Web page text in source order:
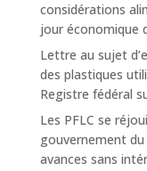
considérations
jour économique
Lettre au sujet
des plastiques
Registre fédéral
Les PFLC se
gouvernement
avances sans